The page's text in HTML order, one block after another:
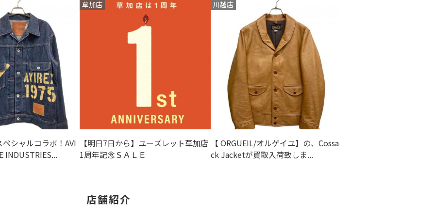
2013(91)
2012(182)
2011(204)
2010(252)
2009(473)
2008(291)
シャルコラボ！AVI
INDUSTRIES...
草加店
【明日7日から】ユーズレット草加店
1周年記念ＳＡＬＥ
川越店
【 ORGUEIL/オルゲイユ】の、Cossa
ck Jacketが買取入荷致しま...
店舗紹介